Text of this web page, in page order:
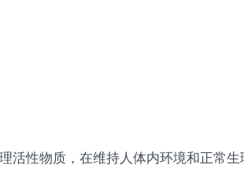
活性物质，在维持人体内环境和正常生